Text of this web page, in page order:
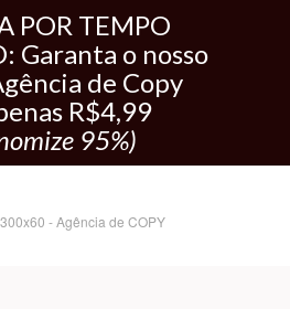
POR TEMPO
Garanta o nosso
de Copy
R$4,99
95%)